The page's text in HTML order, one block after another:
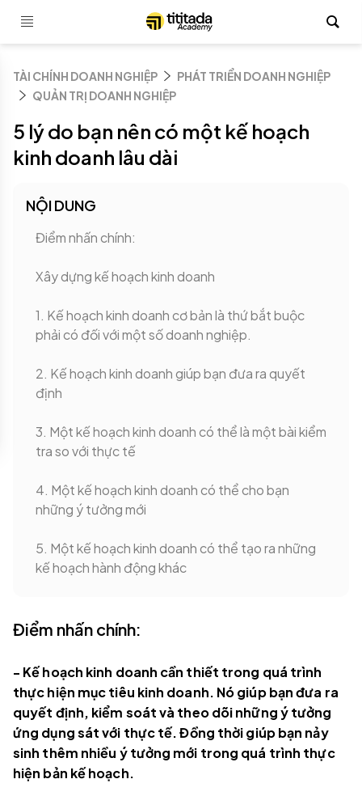
TÀI CHÍNH DOANH NGHIỆP
PHÁT TRIỂN DOANH NGHIỆP
QUẢN TRỊ DOANH NGHIỆP
5 lý do bạn nên có một kế hoạch
kinh doanh lâu dài
NỘI DUNG
Điểm nhấn chính:
Xây dựng kế hoạch kinh doanh
1. Kế hoạch kinh doanh cơ bản là thứ bắt buộc
phải có đối với một số doanh nghiệp.
2. Kế hoạch kinh doanh giúp bạn đưa ra quyết
định
3. Một kế hoạch kinh doanh có thể là một bài kiểm
tra so với thực tế
4. Một kế hoạch kinh doanh có thể cho bạn
những ý tưởng mới
5. Một kế hoạch kinh doanh có thể tạo ra những
kế hoạch hành động khác
Điểm nhấn chính:
- Kế hoạch kinh doanh cần thiết trong quá trình
thực hiện mục tiêu kinh doanh. Nó giúp bạn đưa ra
quyết định, kiểm soát và theo dõi những ý tưởng
ứng dụng sát với thực tế. Đồng thời giúp bạn nảy
sinh thêm nhiều ý tưởng mới trong quá trình thực
hiện bản kế hoạch.